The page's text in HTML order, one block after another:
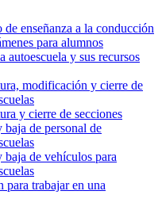
de enseñanza a la conducción
para alumnos
autoescuela y sus recursos
modificación y cierre de
y cierre de secciones
baja de personal de
baja de vehículos para
para trabajar en una